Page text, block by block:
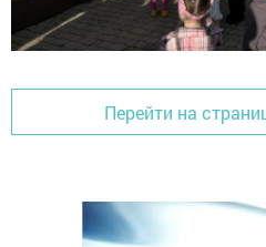
Перейти на